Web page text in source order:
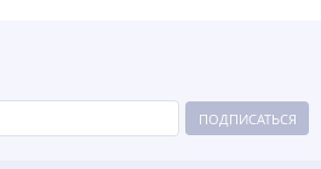
ПОДПИСАТЬСЯ